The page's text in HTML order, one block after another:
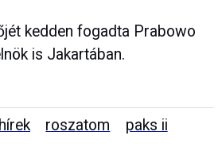
kedden fogadta Prabowo
is Jakartában.
hírek roszatom paks ii